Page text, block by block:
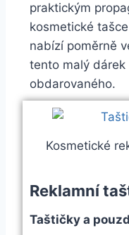
praktickým
kosmetické
nabízí poměrně
tento malý
obdarovaného.
Kosmetické
Reklamní
Taštičky a